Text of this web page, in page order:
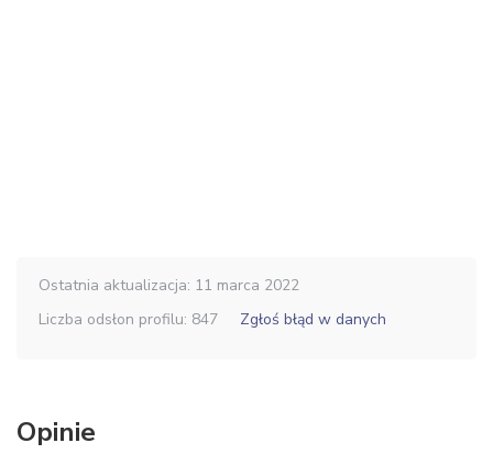
Ostatnia aktualizacja: 11 marca 2022
Liczba odsłon profilu: 847
Zgłoś błąd w danych
Opinie